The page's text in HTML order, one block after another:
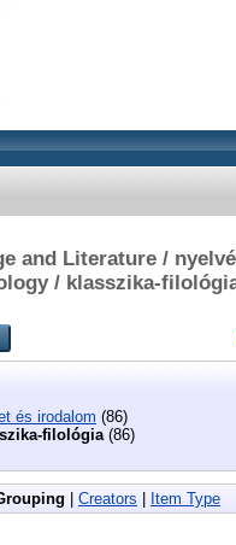
and Literature /
/ klasszika-
és irodalom (86)
filológia (86)
Creators Item Type